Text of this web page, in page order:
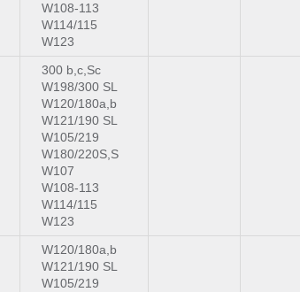
W108-113
W114/115
W123
300 b,c,Sc
W198/300 SL
W120/180a,b
W121/190 SL
W105/219
W180/220S,S
W107
W108-113
W114/115
W123
W120/180a,b
W121/190 SL
W105/219